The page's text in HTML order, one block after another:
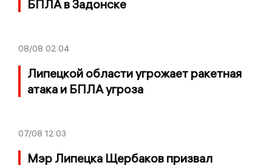
БПЛА в Задонске
08/08 02:04
Липецкой области угрожает ракетная
атака и БПЛА угроза
07/08 12:03
Мэр Липецка Щербаков призвал